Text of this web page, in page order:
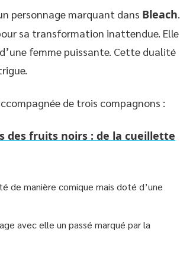
personnage marquant dans Bleach.
sa transformation inattendue. Elle
femme puissante. Cette dualité
de trois compagnons :
des fruits noirs : de la cueillette
de manière comique mais doté d’une
avec elle un passé marqué par la